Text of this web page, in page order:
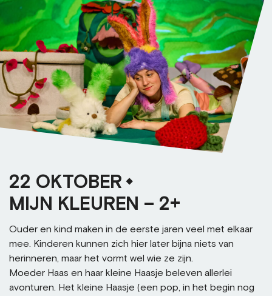
22 OKTOBER
MIJN KLEUREN – 2+
Ouder en kind maken in de eerste jaren veel met elkaar
mee. Kinderen kunnen zich hier later bijna niets van
herinneren, maar het vormt wel wie ze zijn.
Moeder Haas en haar kleine Haasje beleven allerlei
avonturen. Het kleine Haasje (een pop, in het begin nog